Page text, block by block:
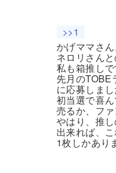
>>1
かげママさ
ネロリさん
私も箱推し
先月のTOBE
に応募しまし
初当選で喜
売るか、フ
やはり、推
出来れば、
1枚しかあり